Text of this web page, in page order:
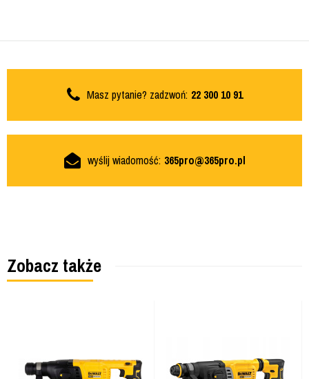
Masz pytanie? zadzwoń: 22 300 10 91
wyślij wiadomość: 365pro@365pro.pl
Zobacz także